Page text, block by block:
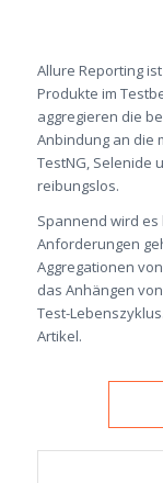
Allure Reporting
Produkte im
aggregieren die
Anbindung an die
TestNG, Selenide
reibungslos.
Spannend wird
Anforderungen
Aggregationen
das Anhängen
Test-
Artikel.